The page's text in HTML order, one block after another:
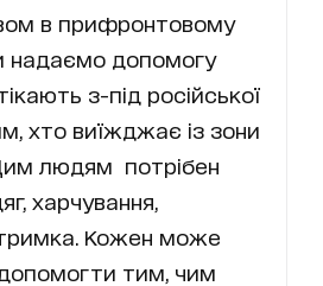
в прифронтовому
надаємо допомогу
з-під російської
хто виїжджає із зони
людям потрібен
харчування,
Кожен може
тим, чим